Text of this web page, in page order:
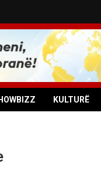
KULTURË